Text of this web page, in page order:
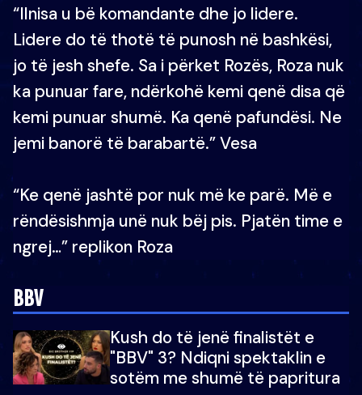
“Ilnisa u bë komandante dhe jo lidere.
Lidere do të thotë të punosh në bashkësi,
jo të jesh shefe. Sa i përket Rozës, Roza nuk
ka punuar fare, ndërkohë kemi qenë disa që
kemi punuar shumë. Ka qenë pafundësi. Ne
jemi banorë të barabartë.” Vesa
“Ke qenë jashtë por nuk më ke parë. Më e
rëndësishmja unë nuk bëj pis. Pjatën time e
ngrej…” replikon Roza
BBV
Kush do të jenë finalistët e
"BBV" 3? Ndiqni spektaklin e
sotëm me shumë të papritura